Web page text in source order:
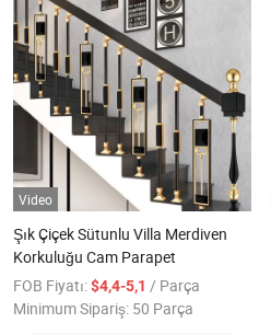
Video
Şık Çiçek Sütunlu Villa Merdiven
Korkuluğu Cam Parapet
FOB Fiyatı:$4,4-5,1 / Parça
Minimum Sipariş: 50 Parça